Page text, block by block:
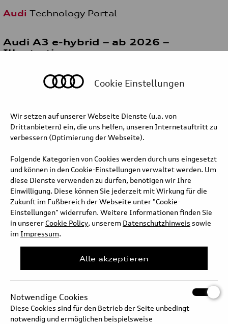
Audi Technology Portal
Audi A3 e-hybrid – ab 2026 –
Illustrations
Cookie Einstellungen
Wir setzen auf unserer Webseite Dienste (u.a. von
Drittanbietern) ein, die uns helfen, unseren Internetauftritt zu
verbessern (Optimierung der Webseite).
Folgende Kategorien von Cookies werden durch uns eingesetzt
und können in den Cookie-Einstellungen verwaltet werden. Um
diese Dienste verwenden zu dürfen, benötigen wir Ihre
Einwilligung. Diese können Sie jederzeit mit Wirkung für die
Zukunft im Fußbereich der Webseite unter "Cookie-
Einstellungen" widerrufen. Weitere Informationen finden Sie
in unserer Cookie Policy, unserem Datenschutzhinweis sowie
im Impressum.
Alle akzeptieren
Notwendige Cookies
Diese Cookies sind für den Betrieb der Seite unbedingt
notwendig und ermöglichen beispielsweise